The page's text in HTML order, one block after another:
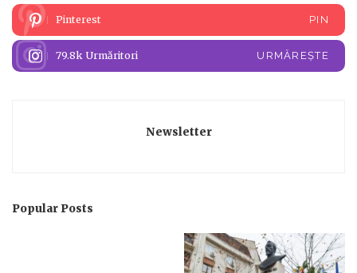
Pinterest PIN
79.8k Urmăritori URMĂREȘTE
Newsletter
Popular Posts